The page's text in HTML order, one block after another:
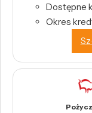
Dostępne
Okres